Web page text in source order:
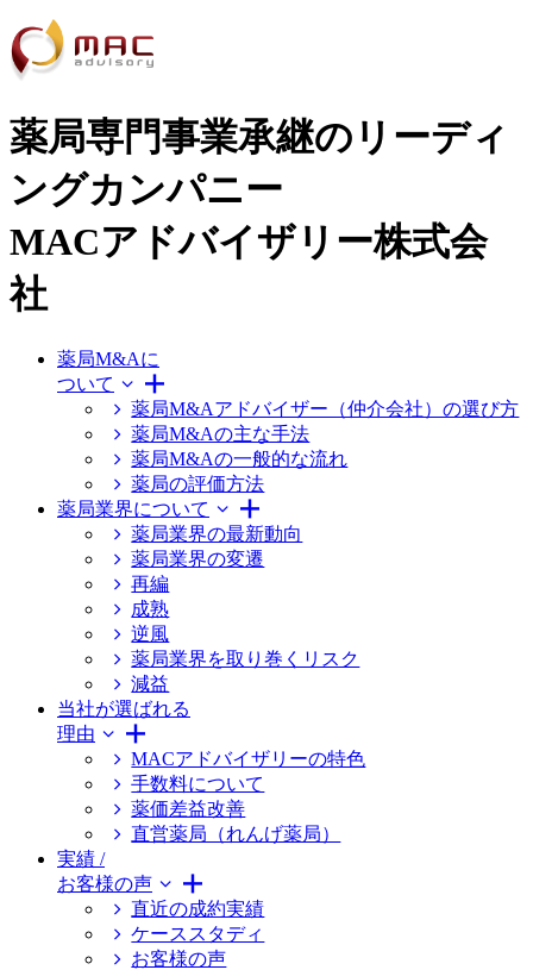
薬局専門事業承継のリーディ
ングカンパニー
MACアドバイザリー株式会
社
薬局M&Aに
ついて
薬局M&Aアドバイザー（仲介会社）の選び方
薬局M&Aの主な手法
薬局M&Aの一般的な流れ
薬局の評価方法
薬局業界について
薬局業界の最新動向
薬局業界の変遷
再編
成熟
逆風
薬局業界を取り巻くリスク
減益
当社が選ばれる
理由
MACアドバイザリーの特色
手数料について
薬価差益改善
直営薬局（れんげ薬局）
実績 /
お客様の声
直近の成約実績
ケーススタディ
お客様の声